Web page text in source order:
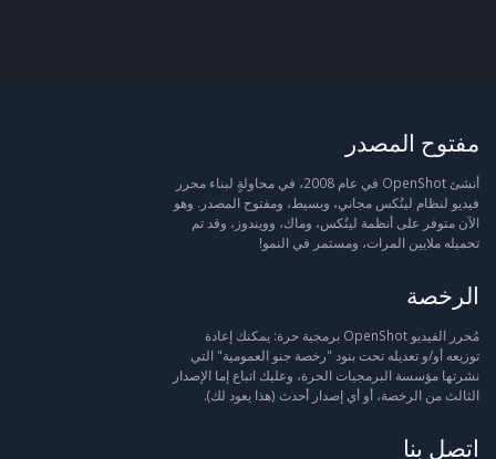
مفتوح المصدر
أنشئ OpenShot في عام 2008، في محاولةٍ لبناء محرر
فيديو لنظام لينُكس مجاني، وبسيط، ومفتوح المصدر. وهو
الآن متوفر على أنظمة لينُكس، وماك، وويندوز، وقد تم
تحميله ملايين المرات، ومستمر في النمو!
الرخصة
مُحرر الفيديو OpenShot برمجية حرة: يمكنك إعادة
توزيعه أو/و تعديله تحت بنود "رخصة جنو العمومية" التي
نشرتها مؤسسة البرمجيات الحرة، وعليك اتباع إما الإصدار
الثالث من الرخصة، أو أي إصدار أحدث (هذا يعود لك).
اتصل بنا